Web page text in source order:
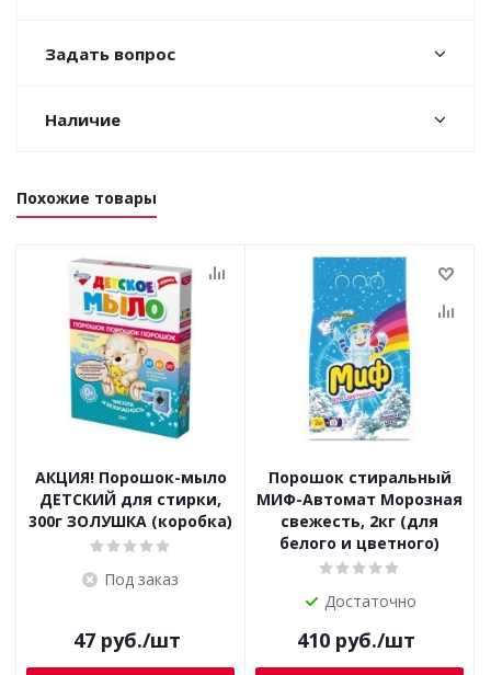
Задать вопрос
Наличие
Похожие товары
АКЦИЯ! Порошок-мыло
ДЕТСКИЙ для стирки,
300г ЗОЛУШКА (коробка)
Под заказ
47руб./шт
Порошок стиральный
МИФ-Автомат Морозная
свежесть, 2кг (для
белого и цветного)
Достаточно
410руб./шт